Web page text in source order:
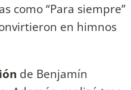
como “Para siempre”
en himnos
de Benjamín